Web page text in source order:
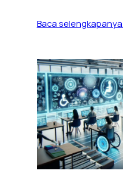
Baca selengkapanya…